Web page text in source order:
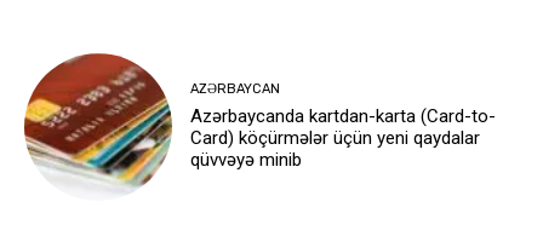
AZƏRBAYCAN
Azərbaycanda kartdan-karta (Card-to-
Card) köçürmələr üçün yeni qaydalar
qüvvəyə minib